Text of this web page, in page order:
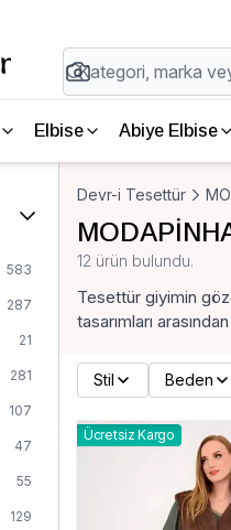
Elbise Abiye Elbise
583
287
21
281
107
47
55
129
Devr-i Tesettür
12 ürün bulundu.
Tesettür giyimin
tasarımları
Stil Beden
Ücretsiz Kargo